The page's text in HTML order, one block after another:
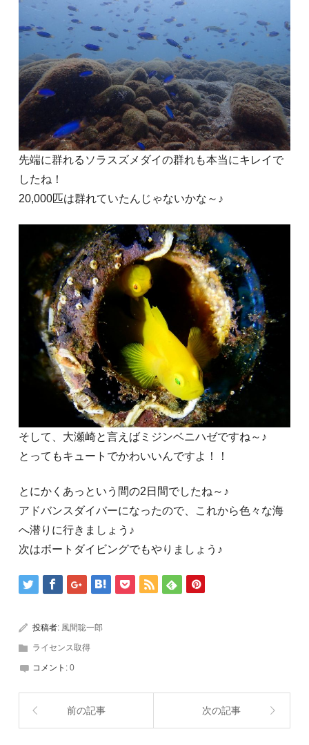
先端に群れるソラスズメダイの群れも本当にキレイで
したね！
20,000匹は群れていたんじゃないかな～♪
そして、大瀬崎と言えばミジンベニハゼですね～♪
とってもキュートでかわいいんですよ！！
とにかくあっという間の2日間でしたね～♪
アドバンスダイバーになったので、これから色々な海
へ潜りに行きましょう♪
次はボートダイビングでもやりましょう♪
投稿者: 風間聡一郎
ライセンス取得
コメント:0
前の記事 次の記事